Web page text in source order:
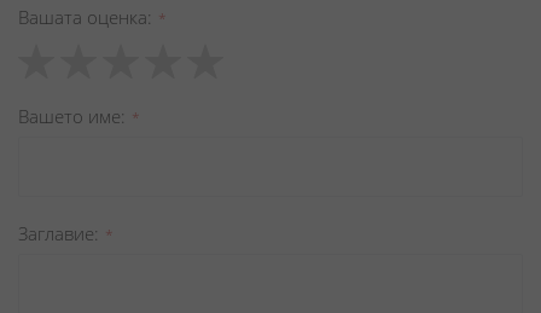
Вашата оценка
star
stars
stars
stars
stars
Вашето име
Заглавиe